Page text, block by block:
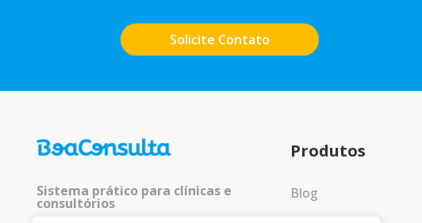
Solicite Contato
Sistema prático para clínicas e
consultórios
Produtos
Blog